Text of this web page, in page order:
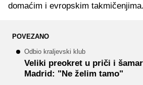
domaćim i evropskim takmičenjima.
POVEZANO
Odbio kraljevski klub
Veliki preokret u priči i
Madrid: "Ne želim tamo"